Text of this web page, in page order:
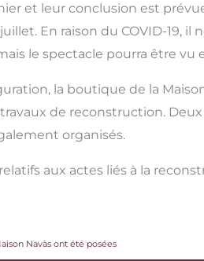
et leur conclusion est
En raison du COVID-19,
le spectacle pourra être vu
la boutique de la
de reconstruction.
organisés.
aux actes liés à la
Navàs ont été posées